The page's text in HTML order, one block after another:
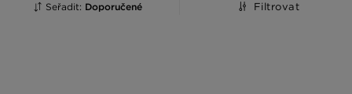
Seřadit: Doporučené Filtrovat